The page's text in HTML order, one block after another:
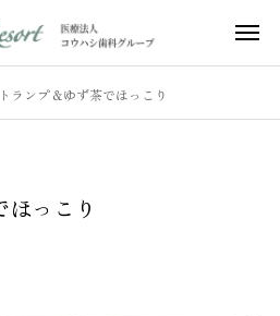
トランプ＆ゆず茶でほっこり
ほっこり